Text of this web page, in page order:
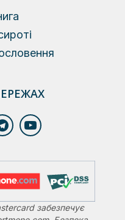
забезпечує